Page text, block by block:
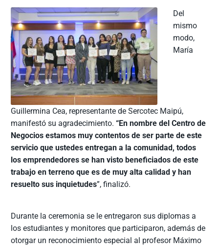
Del
mismo
modo,
María
Guillermina Cea, representante de Sercotec Maipú,
manifestó su agradecimiento.“En nombre del Centro de
Negocios estamos muy contentos de ser parte de este
servicio que ustedes entregan a la comunidad, todos
los emprendedores se han visto beneficiados de este
trabajo en terreno que es de muy alta calidad y han
resuelto sus inquietudes”, finalizó.
Durante la ceremonia se le entregaron sus diplomas a
los estudiantes y monitores que participaron, además de
otorgar un reconocimiento especial al profesor Máximo